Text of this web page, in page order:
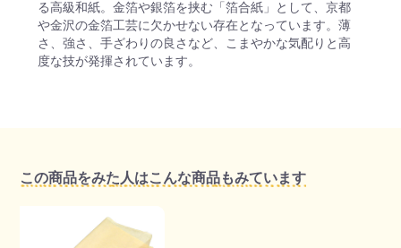
る高級和紙。金箔や銀箔を挟む「箔合紙」として、京都
や金沢の金箔工芸に欠かせない存在となっています。薄
さ、強さ、手ざわりの良さなど、こまやかな気配りと高
度な技が発揮されています。
この商品をみた人はこんな商品もみています